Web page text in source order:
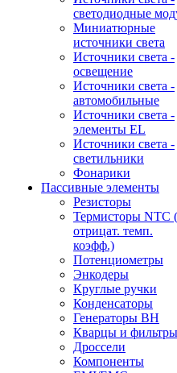
светодиодные
Миниатюрные
источники света
Источники света -
освещение
Источники света -
автомобильные
Источники света -
элементы EL
Источники света -
светильники
Фонарики
Пассивные элементы
Резисторы
Термисторы NTC
отрицат. темп.
коэфф.)
Потенциометры
Энкодеры
Круглые ручки
Конденсаторы
Генераторы ВН
Кварцы и фильтры
Дроссели
Компоненты